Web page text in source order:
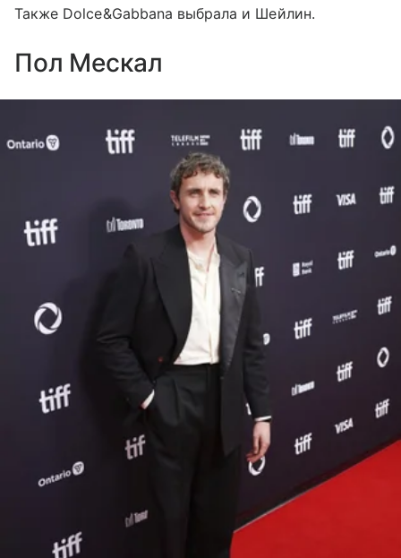
Также Dolce&Gabbana выбрала и Шейлин.
Пол Мескал